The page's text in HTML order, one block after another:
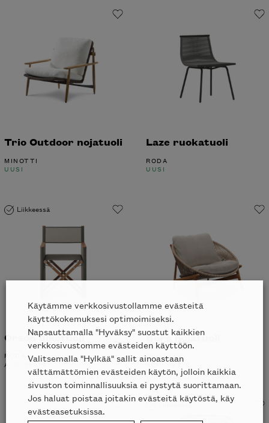
Trio Outdoor nojatuoli
MINOTTI
UUSI
Laze ruokatuoli
RODA
UUSI
Liikkeessä
Orson ulkotuoli
RODA
ALK. 1297€
Bora nojatuoli
GLOSTER
ALK.3937
Liikkeessä
Käytämme verkkosivustollamme evästeitä
käyttökokemuksesi optimoimiseksi.
Napsauttamalla "Hyväksy" suostut kaikkien
verkkosivustomme evästeiden käyttöön.
Valitsemalla "Hylkää" sallit ainoastaan
välttämättömien evästeiden käytön, jolloin kaikkia
sivuston toiminnallisuuksia ei pystytä suorittamaan.
Jos haluat poistaa joitakin evästeitä käytöstä, käy
evästeasetuksissa.